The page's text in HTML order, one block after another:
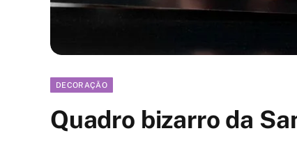
DECORAÇÃO
Quadro bizarro da